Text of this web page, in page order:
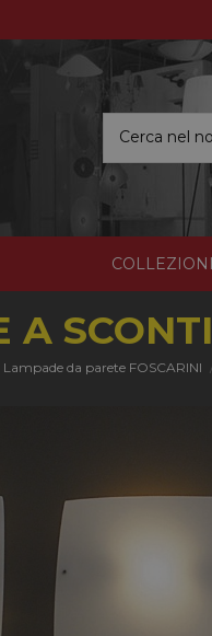
COLLEZIONI
A
Lampade da parete FOSCARINI